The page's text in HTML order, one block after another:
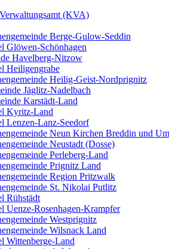
(KVA)
Berge-Gulow-Seddin
Glöwen-Schönhagen
Havelberg-Nitzow
Heiligengrabe
Heilig-Geist-Nordprignitz
Jäglitz-Nadelbach
Karstädt-Land
Kyritz-Land
Lenzen-Lanz-Seedorf
Neun Kirchen Breddin und
Neustadt (Dosse)
Perleberg-Land
Prignitz Land
Region Pritzwalk
St. Nikolai Putlitz
Rühstädt
Uenze-Rosenhagen-Krampfer
Westprignitz
Wilsnack Land
Wittenberge-Land